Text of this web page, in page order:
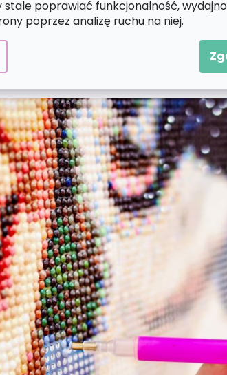
poprawiać funkcjonalność,
poprzez analizę ruchu na niej.
na lepkim płótnie, a
Pomoże Ci w tym
W zestawie znajduje się również
na błyszczącą artystyczną